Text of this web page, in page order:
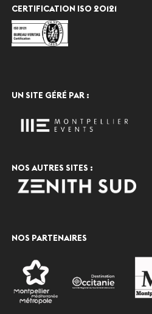
CERTIFICATION ISO 20121
UN SITE GÉRÉ PAR :
NOS AUTRES SITES :
NOS PARTENAIRES